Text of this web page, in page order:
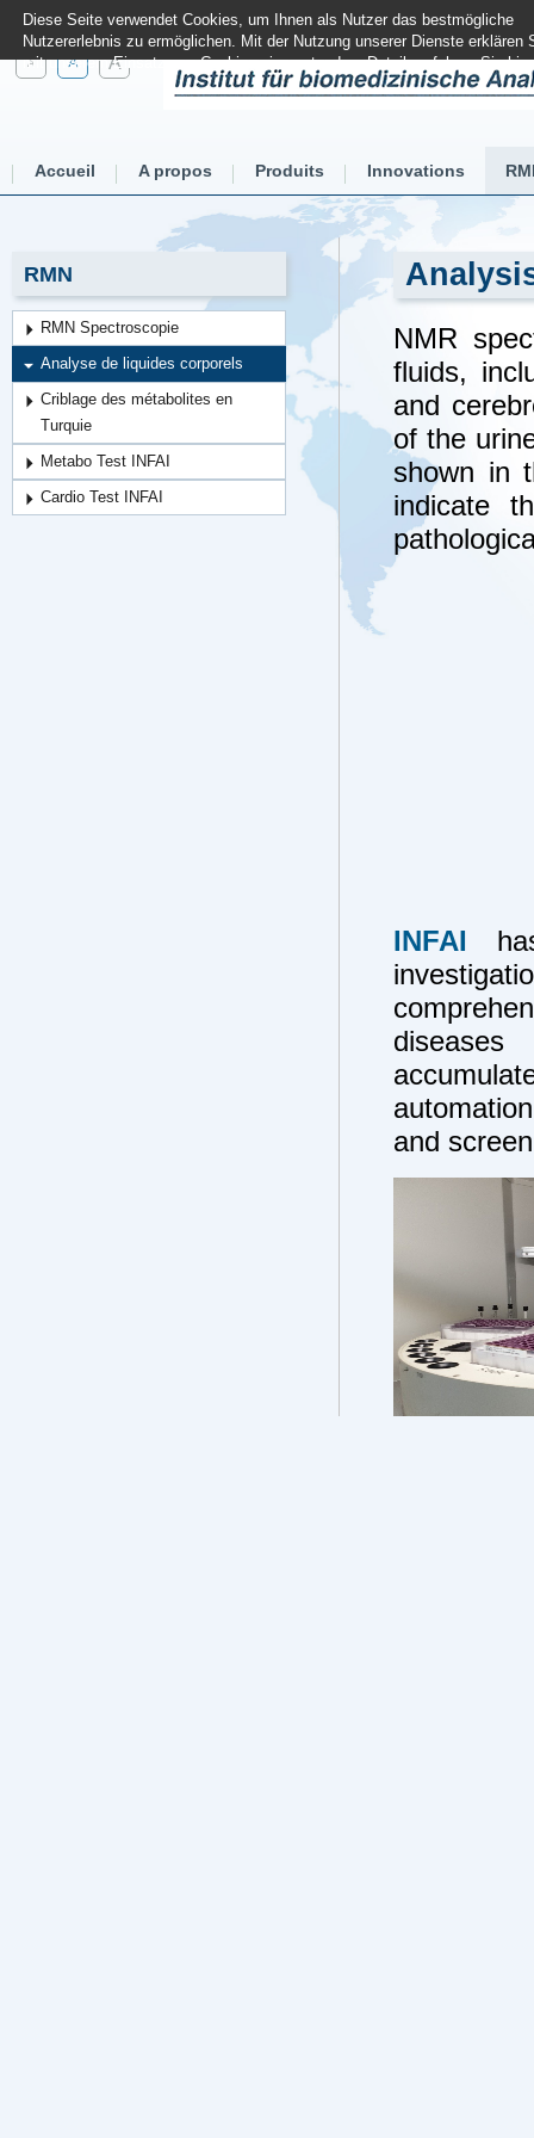
A A A
Accueil A propos Produits Innovations
RMN
RMN Spectroscopie
Analyse de liquides corporels
Criblage des métabolites en
Turquie
Metabo Test INFAI
Cardio Test INFAI
NMR
fluids,
and
of the
shown in
indicate
INFAI
and
Diese Seite verwendet Cookies, um Ihnen als Nutzer das bestmögliche
Nutzererlebnis zu ermöglichen. Mit der Nutzung unserer Dienste erklären
mit unserem Einsatz von Cookies einverstanden. Details erfahren Siehier